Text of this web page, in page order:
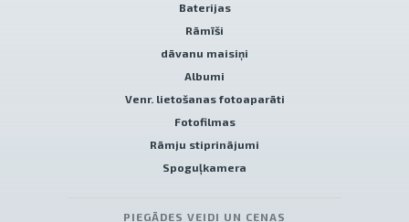
Baterijas
Rāmīši
dāvanu maisiņi
Albumi
Venr. lietošanas fotoaparāti
Fotofilmas
Rāmju stiprinājumi
Spoguļkamera
PIEGĀDES VEIDI UN CENAS